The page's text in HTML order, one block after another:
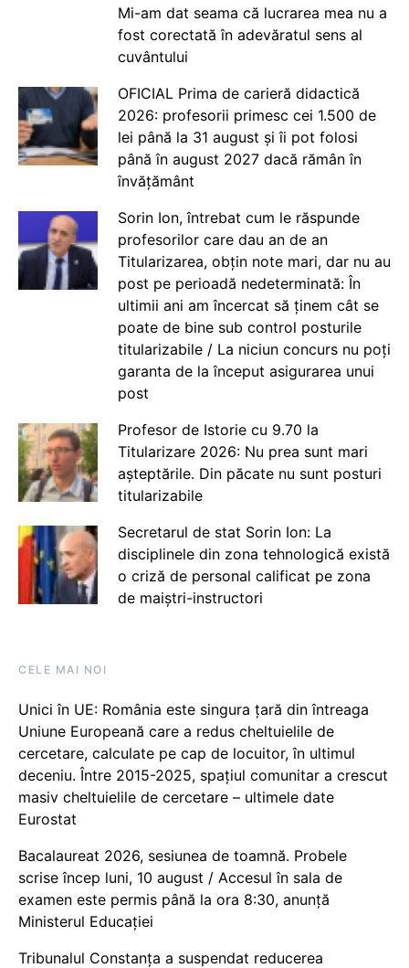
Mi-am dat seama că lucrarea mea nu a
fost corectată în adevăratul sens al
cuvântului
OFICIAL Prima de carieră didactică
2026: profesorii primesc cei 1.500 de
lei până la 31 august și îi pot folosi
până în august 2027 dacă rămân în
învățământ
Sorin Ion, întrebat cum le răspunde
profesorilor care dau an de an
Titularizarea, obțin note mari, dar nu au
post pe perioadă nedeterminată: În
ultimii ani am încercat să ținem cât se
poate de bine sub control posturile
titularizabile / La niciun concurs nu poți
garanta de la început asigurarea unui
post
Profesor de Istorie cu 9.70 la
Titularizare 2026: Nu prea sunt mari
așteptările. Din păcate nu sunt posturi
titularizabile
Secretarul de stat Sorin Ion: La
disciplinele din zona tehnologică există
o criză de personal calificat pe zona
de maiștri-instructori
CELE MAI NOI
Unici în UE: România este singura țară din întreaga
Uniune Europeană care a redus cheltuielile de
cercetare, calculate pe cap de locuitor, în ultimul
deceniu. Între 2015-2025, spațiul comunitar a crescut
masiv cheltuielile de cercetare – ultimele date
Eurostat
Bacalaureat 2026, sesiunea de toamnă. Probele
scrise încep luni, 10 august / Accesul în sala de
examen este permis până la ora 8:30, anunță
Ministerul Educației
Tribunalul Constanța a suspendat reducerea